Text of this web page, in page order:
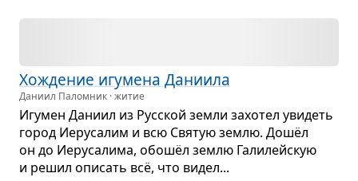
Хожде­ние игу­мена Дани­ила
Даниил Паломник · житие
Игу­мен Даниил из Рус­ской земли захо­тел уви­деть
город Иеру­са­лим и всю Свя­тую землю. Дошёл
он до Иеру­са­лима, обошёл землю Гали­лейскую
и решил опи­сать всё, что видел...